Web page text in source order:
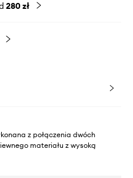
280 zł
z połączenia dwóch
materiału z wysoką